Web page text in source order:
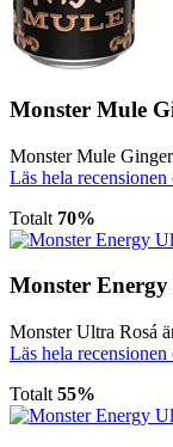
Monster Mule
Monster Mule
Läs hela
Totalt 70%
Monster
Monster Ultra Rosá
Läs hela
Totalt 55%